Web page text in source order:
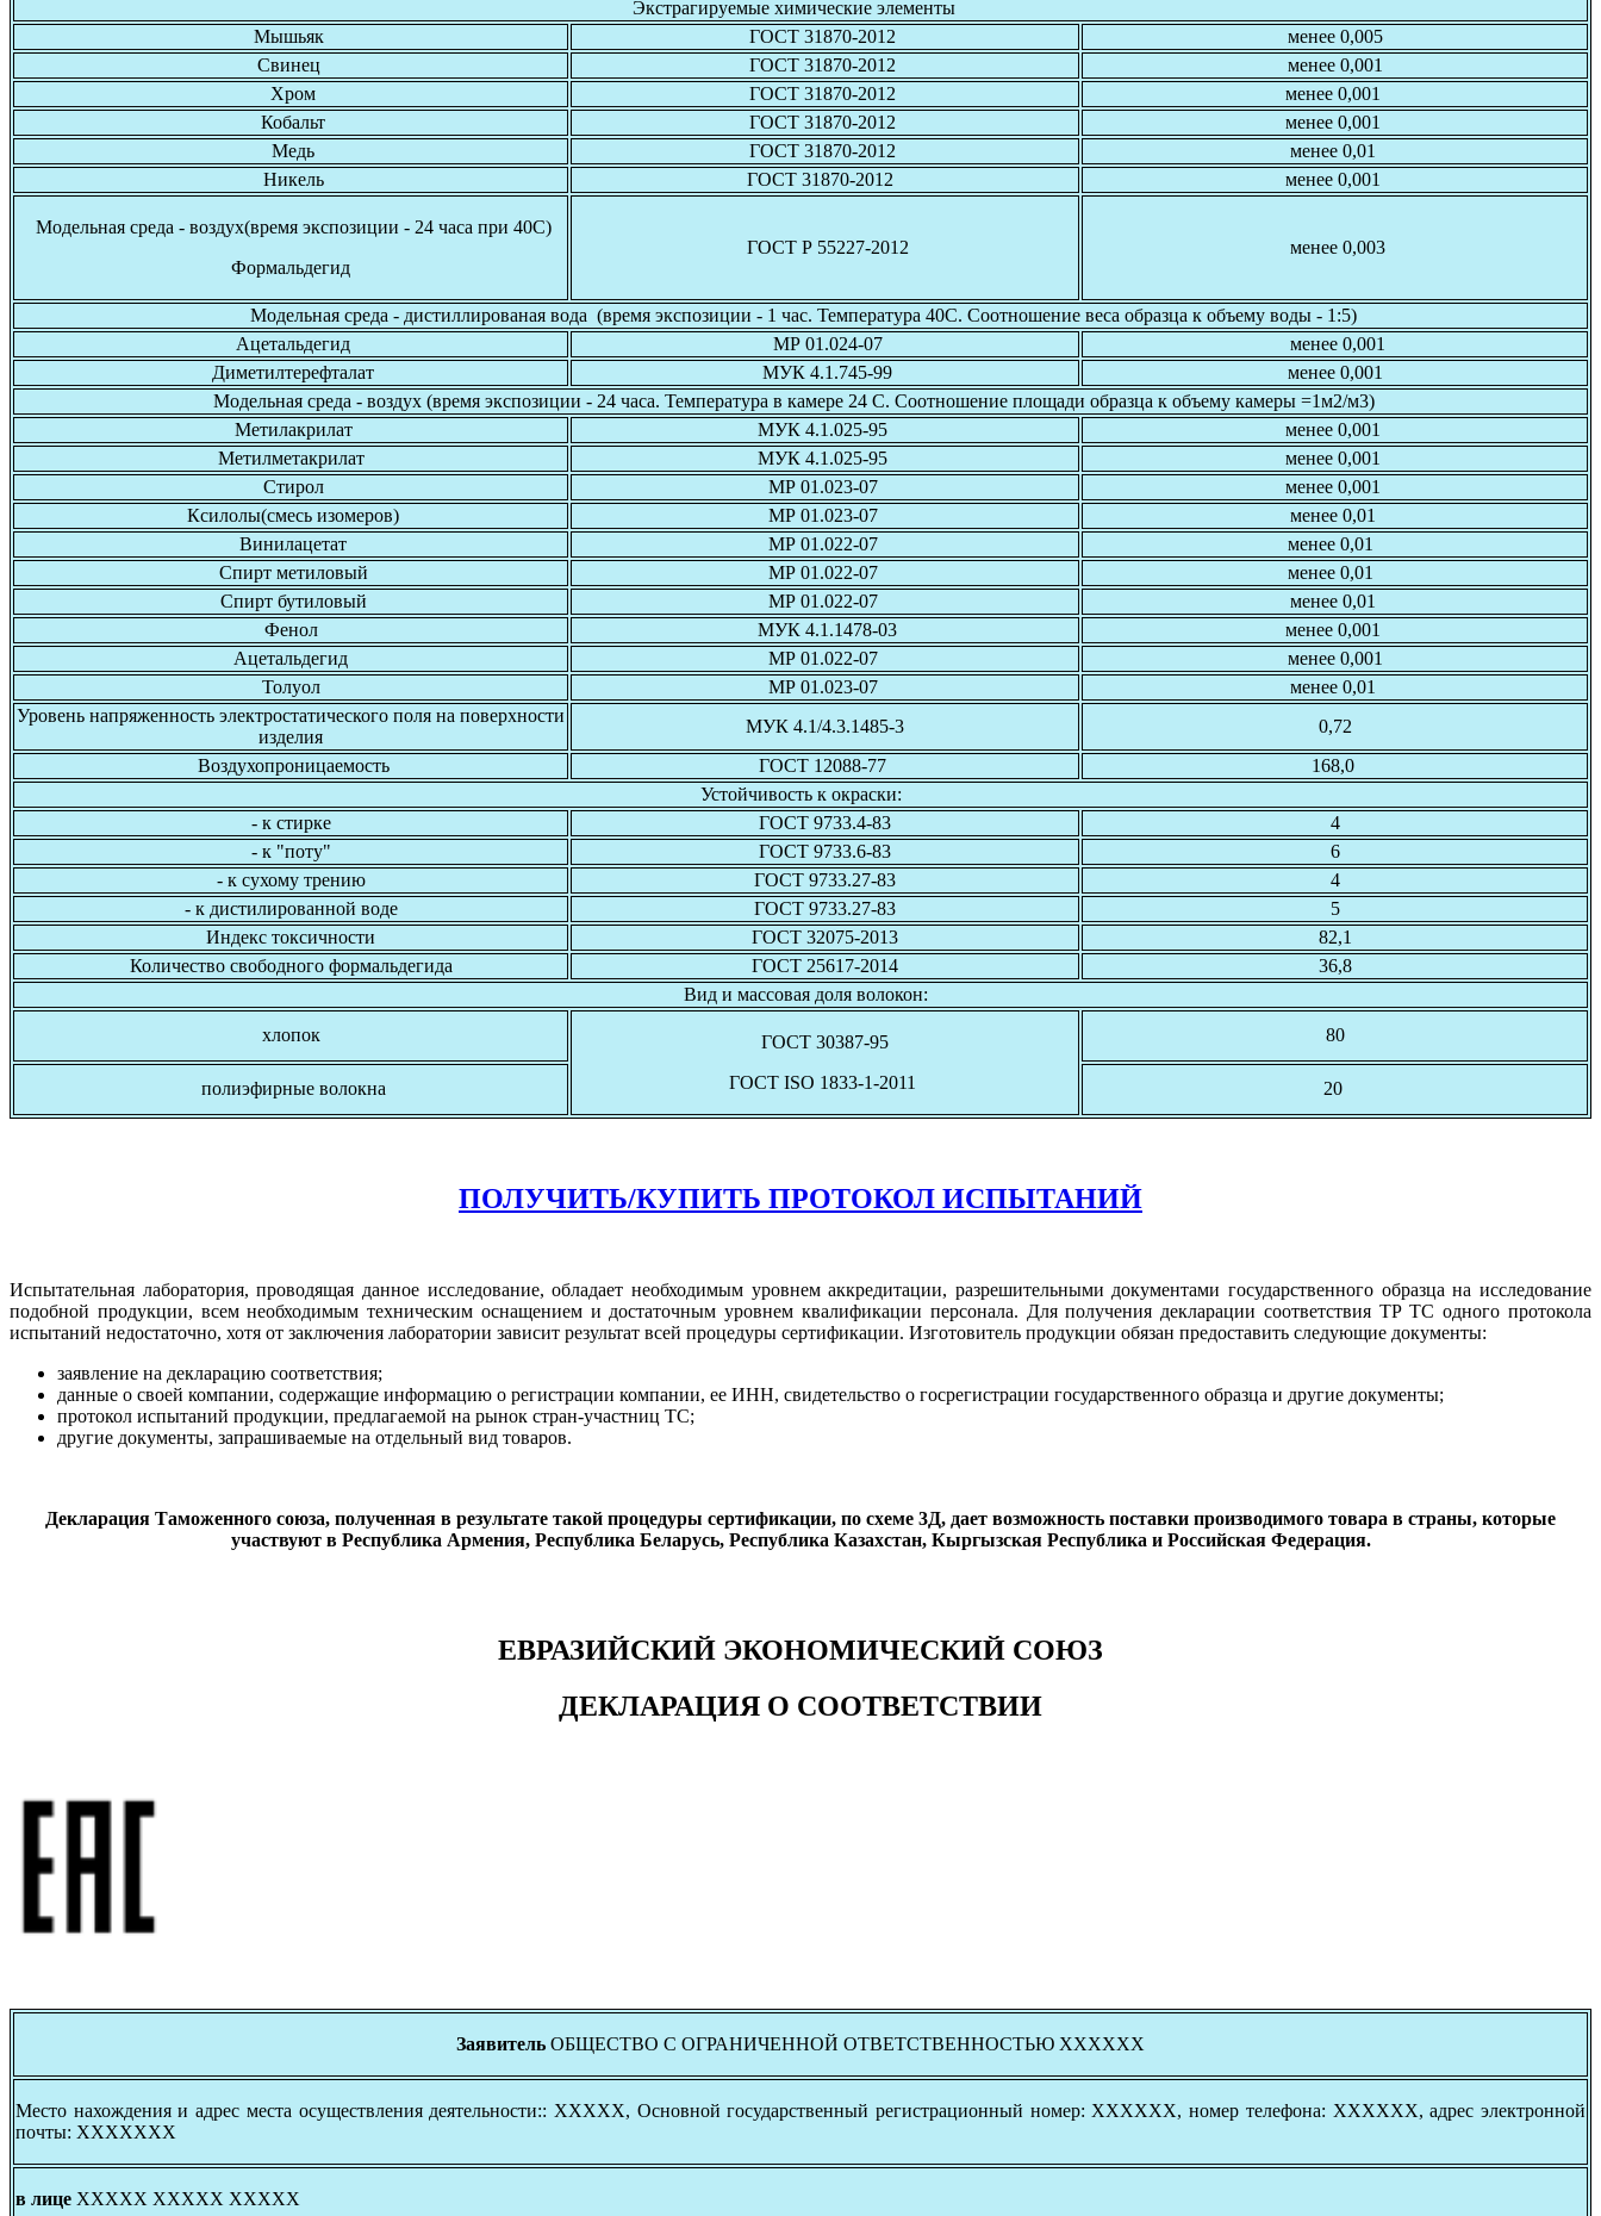
Экстрагируемые химические элементы
Мышьяк
ГОСТ 31870-2012
менее 0,005
Свинец
ГОСТ 31870-2012
менее 0,001
Хром
ГОСТ 31870-2012
менее 0,001
Кобальт
ГОСТ 31870-2012
менее 0,001
Медь
ГОСТ 31870-2012
менее 0,01
Никель
ГОСТ 31870-2012 менее 0,001
Модельная среда - воздух(время экспозиции - 24 часа при 40С)
Формальдегид
ГОСТ Р 55227-2012 менее 0,003
Модельная среда - дистиллированая вода (время экспозиции - 1 час. Температура 40С. Соотношение веса образца к объему воды - 1:5)
Ацетальдегид
МР 01.024-07
менее 0,001
Диметилтерефталат
МУК 4.1.745-99
менее 0,001
Модельная среда - воздух (время экспозиции - 24 часа. Температура в камере 24 С. Соотношение площади образца к объему камеры =1м2/м3)
Метилакрилат
МУК 4.1.025-95
менее 0,001
Метилметакрилат
МУК 4.1.025-95
менее 0,001
Стирол
МР 01.023-07
менее 0,001
Ксилолы(смесь изомеров)
МР 01.023-07
менее 0,01
Винилацетат
МР 01.022-07
менее 0,01
Спирт метиловый
МР 01.022-07
менее 0,01
Спирт бутиловый
МР 01.022-07
менее 0,01
Фенол
МУК 4.1.1478-03
менее 0,001
Ацетальдегид
МР 01.022-07
менее 0,001
Толуол
МР 01.023-07
менее 0,01
Уровень напряженность электростатического поля на поверхности
изделия
МУК 4.1/4.3.1485-3
0,72
Воздухопроницаемость
ГОСТ 12088-77
168,0
Устойчивость к окраски:
- к стирке
ГОСТ 9733.4-83
4
- к "поту"
ГОСТ 9733.6-83
6
- к сухому трению
ГОСТ 9733.27-83
4
- к дистилированной воде
ГОСТ 9733.27-83
5
Индекс токсичности
ГОСТ 32075-2013
82,1
Количество свободного формальдегида
ГОСТ 25617-2014
36,8
Вид и массовая доля волокон:
хлопок
ГОСТ 30387-95
ГОСТ ISO 1833-1-2011
80
полиэфирные волокна 20
ПОЛУЧИТЬ/КУПИТЬ ПРОТОКОЛ ИСПЫТАНИЙ
Испытательная лаборатория, проводящая данное исследование, обладает необходимым уровнем аккредитации, разрешительными документами государственного образца на исследование
подобной продукции, всем необходимым техническим оснащением и достаточным уровнем квалификации персонала. Для получения декларации соответствия ТР ТС одного протокола
испытаний недостаточно, хотя от заключения лаборатории зависит результат всей процедуры сертификации. Изготовитель продукции обязан предоставить следующие документы:
заявление на декларацию соответствия;
данные о своей компании, содержащие информацию о регистрации компании, ее ИНН, свидетельство о госрегистрации государственного образца и другие документы;
протокол испытаний продукции, предлагаемой на рынок стран-участниц ТС;
другие документы, запрашиваемые на отдельный вид товаров.
Декларация Таможенного союза, полученная в результате такой процедуры сертификации, по схеме 3Д, дает возможность поставки производимого товара в страны, которые
участвуют в Республика Армения, Республика Беларусь, Республика Казахстан, Кыргызская Республика и Российская Федерация.
ЕВРАЗИЙСКИЙ ЭКОНОМИЧЕСКИЙ СОЮЗ
ДЕКЛАРАЦИЯ О СООТВЕТСТВИИ
Заявитель ОБЩЕСТВО С ОГРАНИЧЕННОЙ ОТВЕТСТВЕННОСТЬЮ ХХХХХХ
Место нахождения и адрес места осуществления деятельности:: ХХХХХ, Основной государственный регистрационный номер: ХХХХХХ, номер телефона: ХХХХХХ, адрес электронной
почты: ХХХХХХХ
в лице ХХХХХ ХХХХХ ХХХХХ